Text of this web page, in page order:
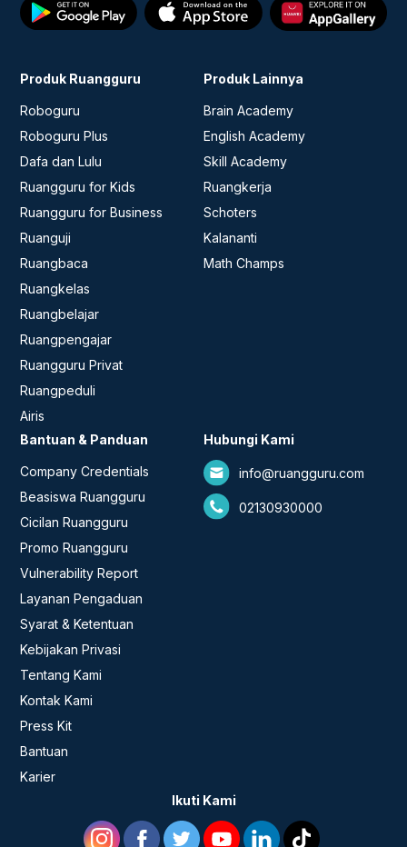
Produk Ruangguru
Roboguru
Roboguru Plus
Dafa dan Lulu
Ruangguru for Kids
Ruangguru for Business
Ruanguji
Ruangbaca
Ruangkelas
Ruangbelajar
Ruangpengajar
Ruangguru Privat
Ruangpeduli
Airis
Produk Lainnya
Brain Academy
English Academy
Skill Academy
Ruangkerja
Schoters
Kalananti
Math Champs
Bantuan & Panduan
Company Credentials
Beasiswa Ruangguru
Cicilan Ruangguru
Promo Ruangguru
Vulnerability Report
Layanan Pengaduan
Syarat & Ketentuan
Kebijakan Privasi
Tentang Kami
Kontak Kami
Press Kit
Bantuan
Karier
Hubungi Kami
info@ruangguru.com
02130930000
Ikuti Kami